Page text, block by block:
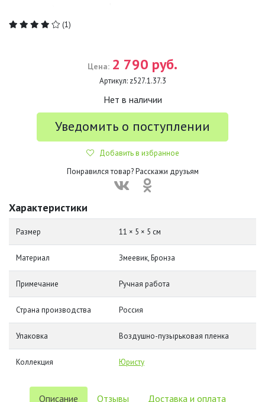
(1)
Цена: 2 790 руб.
Артикул: z527.1.37.3
Нет в наличии
Уведомить о поступлении
Добавить в избранное
Понравился товар? Расскажи друзьям
Характеристики
Размер 11 × 5 × 5 см
Материал Змеевик, Бронза
Примечание Ручная работа
Страна производства Россия
Упаковка Воздушно-пузырьковая пленка
Коллекция Юристу
Описание Отзывы Доставка и оплата